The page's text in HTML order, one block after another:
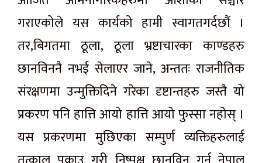
गराएकोले यस कार्यको हामी स्वागतगर्दछौं ।
तर,बिगतमा ठूला, ठूला भ्रष्टाचारका काण्डहरु
छानविननै नभई सेलाएर जाने, अन्ततः राजनीतिक
संरक्षणमा उन्मुक्तिदिने गरेका दृष्टान्तहरु जस्तै यो
प्रकरण पनि हात्ति आयो हात्ति आयो फुस्सा नहोस् ।
यस प्रकरणमा मुछिएका सम्पुर्ण व्यक्तिहरुलाई